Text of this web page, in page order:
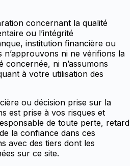
concernant la qualité
ou l’intégrité
institution financière ou
n’approuvons ni ne vérifions la
concernée, ni n’assumons
à votre utilisation des
ou décision prise sur la
est prise à vos risques et
de toute perte, retard
la confiance dans ces
avec des tiers dont les
sur ce site.